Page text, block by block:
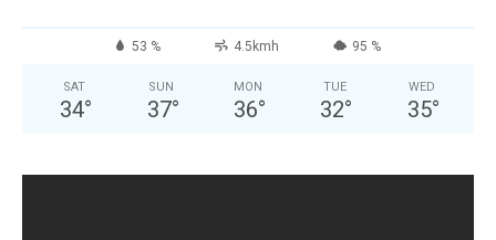
53 % 4.5kmh 95 %
SAT
34°
SUN
37°
MON
36°
TUE
32°
WED
35°